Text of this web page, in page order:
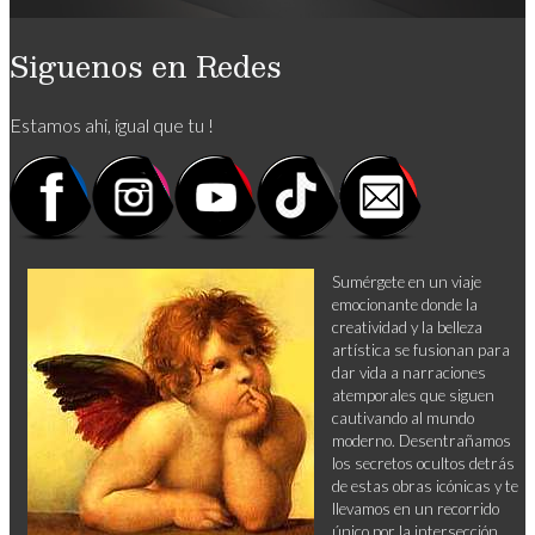
Siguenos en Redes
Estamos ahi, igual que tu !
Sumérgete en un viaje
emocionante donde la
creatividad y la belleza
artística se fusionan para
dar vida a narraciones
atemporales que siguen
cautivando al mundo
moderno. Desentrañamos
los secretos ocultos detrás
de estas obras icónicas y te
llevamos en un recorrido